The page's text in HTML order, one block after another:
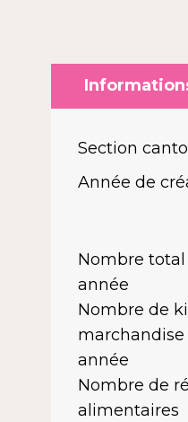
Section
Année de
Nombre
année
Nombre de
année
Nombre de
alimentaires